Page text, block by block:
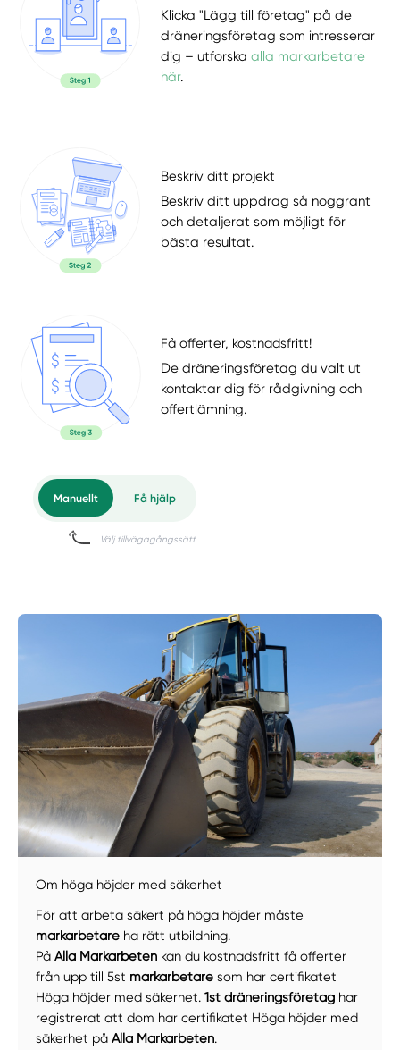
Klicka "Lägg till företag" på de
dräneringsföretag som intresserar
dig – utforskaalla markarbetare
här.
Beskriv ditt projekt
Beskriv ditt uppdrag så noggrant
och detaljerat som möjligt för
bästa resultat.
Få offerter, kostnadsfritt!
De dräneringsföretag du valt ut
kontaktar dig för rådgivning och
offertlämning.
Manuellt Få hjälp
Välj tillvägagångssätt
Om höga höjder med säkerhet
För att arbeta säkert på höga höjder måste
markarbetare ha rätt utbildning.
PåAlla Markarbeten kan du kostnadsfritt få offerter
från upp till 5st markarbetare som har certifikatet
Höga höjder med säkerhet.1st dräneringsföretag har
registrerat att dom har certifikatet Höga höjder med
säkerhet påAlla Markarbeten.